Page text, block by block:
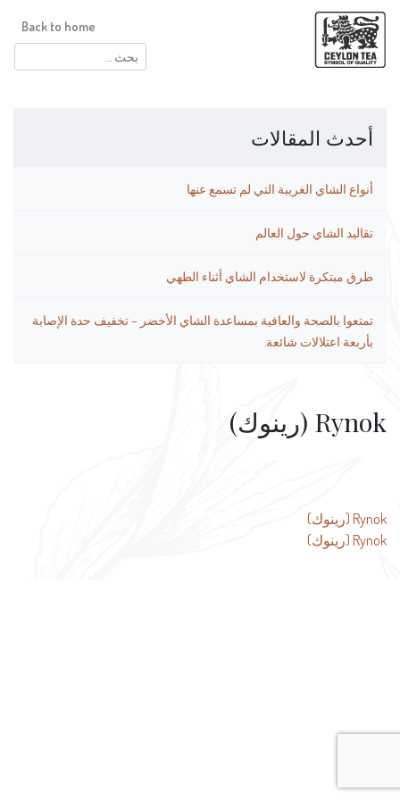
البحث
عن:
Back to home
أحدث المقالات
أنواع الشاي الغريبة التي لم تسمع عنها
تقاليد الشاي حول العالم
طرق مبتكرة لاستخدام الشاي أثناء الطهي
تمتعوا بالصحة والعافية بمساعدة الشاي الأخضر – تخفيف حدة الإصابة
بأربعة اعتلالات شائعة.
Rynok (رينوك)
تصفّح
المقالات
Rynok (رينوك)
Rynok (رينوك)